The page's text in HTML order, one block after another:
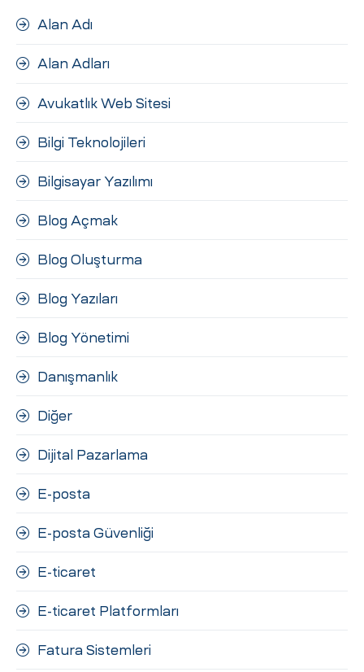
Alan Adı
Alan Adları
Avukatlık Web Sitesi
Bilgi Teknolojileri
Bilgisayar Yazılımı
Blog Açmak
Blog Oluşturma
Blog Yazıları
Blog Yönetimi
Danışmanlık
Diğer
Dijital Pazarlama
E-posta
E-posta Güvenliği
E-ticaret
E-ticaret Platformları
Fatura Sistemleri